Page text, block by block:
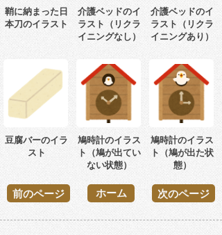
鞘に納まった日
本刀のイラスト
介護ベッドのイ
ラスト（リクラ
イニングなし）
介護ベッドのイ
ラスト（リクラ
イニングあり）
豆腐バーのイラ
スト
鳩時計のイラス
ト（鳩が出てい
ない状態）
鳩時計のイラス
ト（鳩が出た状
態）
前のページ 次のページ
ホーム